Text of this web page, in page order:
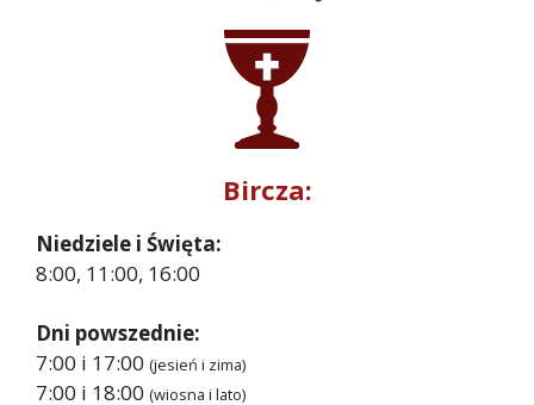
Bircza:
Niedziele i Święta:
8:00, 11:00, 16:00
Dni powszednie:
7:00 i 17:00 (jesień i zima)
7:00 i 18:00 (wiosna i lato)